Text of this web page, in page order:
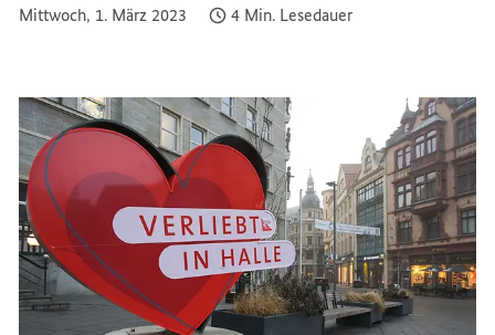
Mittwoch, 1. März 2023 4 Min. Lesedauer